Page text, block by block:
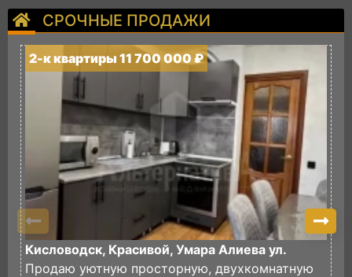
СРОЧНЫЕ ПРОДАЖИ
2-к квартиры 11 700 000 ₽
Кисловодск, Красивой, Умара Алиева ул.
Продаю уютную просторную, двухкомнатную